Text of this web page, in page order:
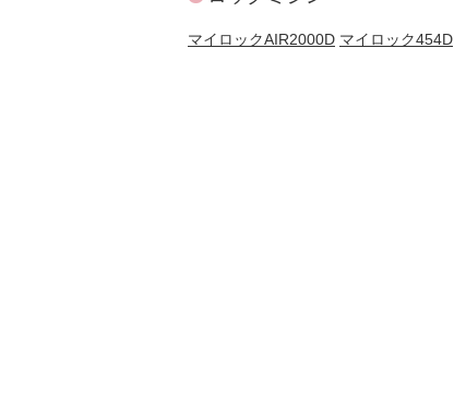
マイロックAIR2000D マイロック454D